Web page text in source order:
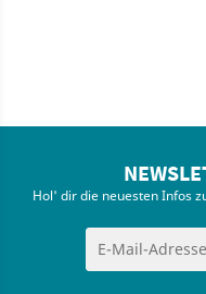
Hol' dir die neuesten Infos